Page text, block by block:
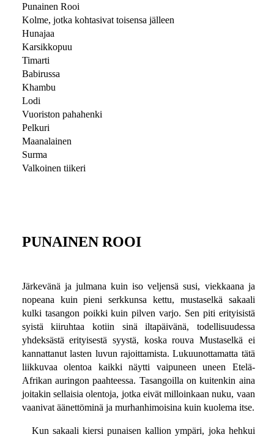
Punainen Rooi
Kolme, jotka kohtasivat toisensa jälleen
Hunajaa
Karsikkopuu
Timarti
Babirussa
Khambu
Lodi
Vuoriston pahahenki
Pelkuri
Maanalainen
Surma
Valkoinen tiikeri
PUNAINEN ROOI
Järkevänä ja julmana kuin iso veljensä susi, viekkaana ja
nopeana kuin pieni serkkunsa kettu, mustaselkä sakaali
kulki tasangon poikki kuin pilven varjo. Sen piti erityisistä
syistä kiiruhtaa kotiin sinä iltapäivänä, todellisuudessa
yhdeksästä erityisestä syystä, koska rouva Mustaselkä ei
kannattanut lasten luvun rajoittamista. Lukuunottamatta tätä
liikkuvaa olentoa kaikki näytti vaipuneen uneen Etelä-
Afrikan auringon paahteessa. Tasangoilla on kuitenkin aina
joitakin sellaisia olentoja, jotka eivät milloinkaan nuku, vaan
vaanivat äänettöminä ja murhanhimoisina kuin kuolema itse.
Kun sakaali kiersi punaisen kallion ympäri, joka hehkui